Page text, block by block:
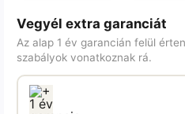
Vegyél extra garanciát
Az alap 1 év garancián felül
szabályok vonatkoznak rá.